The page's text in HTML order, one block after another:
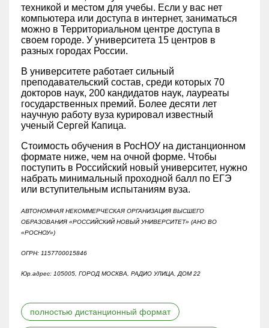
полностью дистанционный формат
техникой и местом для учебы. Если у вас нет
компьютера или доступа в интернет, заниматься
можно в Территориальном центре доступа в
своем городе. У университета 15 центров в
разных городах России.
В университете работает сильный
преподавательский состав, среди которых 70
докторов наук, 200 кандидатов наук, лауреаты
государственных премий. Более десяти лет
научную работу вуза курировал известный
ученый Сергей Капица.
Стоимость обучения в РосНОУ на дистанционном
формате ниже, чем на очной форме. Чтобы
поступить в Российский новый университет, нужно
набрать минимальный проходной балл по ЕГЭ
или вступительным испытаниям вуза.
АВТОНОМНАЯ НЕКОММЕРЧЕСКАЯ ОРГАНИЗАЦИЯ ВЫСШЕГО
ОБРАЗОВАНИЯ «РОССИЙСКИЙ НОВЫЙ УНИВЕРСИТЕТ» (АНО ВО
«РОСНОУ»)
ОГРН: 1157700015846
Юр.адрес: 105005, ГОРОД МОСКВА, РАДИО УЛИЦА, ДОМ 22